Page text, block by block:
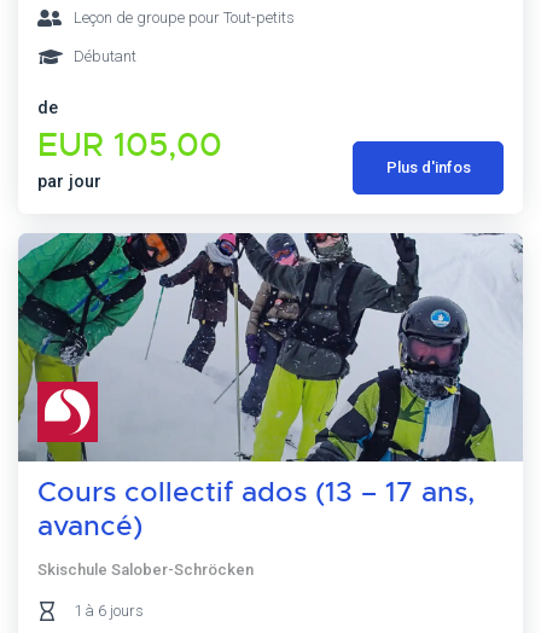
Leçon de groupe pour Tout-petits
Débutant
de
EUR 105,00
par jour
Plus d'infos
Cours collectif ados (13 – 17 ans,
avancé)
Skischule Salober-Schröcken
1 à 6 jours